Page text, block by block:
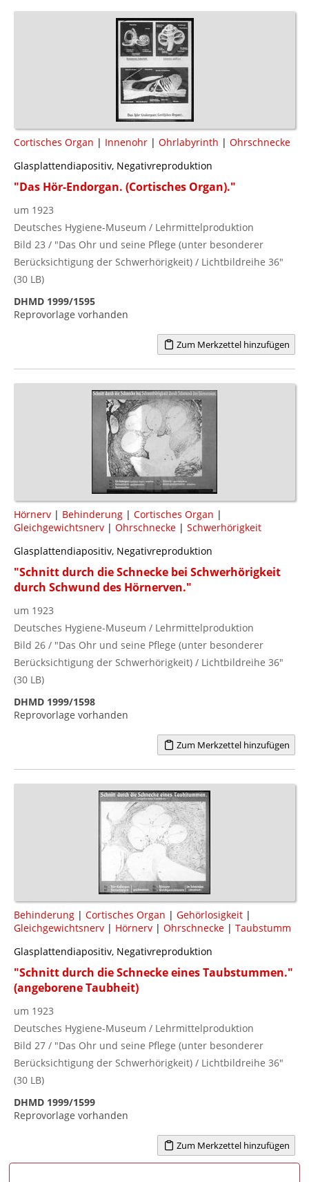
Cortisches Organ | Innenohr | Ohrlabyrinth | Ohrschnecke
Glasplattendiapositiv, Negativreproduktion
"Das Hör-Endorgan. (Cortisches Organ)."
um 1923
Deutsches Hygiene-Museum / Lehrmittelproduktion
Bild 23 / "Das Ohr und seine Pflege (unter besonderer
Berücksichtigung der Schwerhörigkeit) / Lichtbildreihe 36"
(30 LB)
DHMD 1999/1595
Reprovorlage vorhanden
Zum Merkzettel hinzufügen
Hörnerv | Behinderung | Cortisches Organ |
Gleichgewichtsnerv | Ohrschnecke | Schwerhörigkeit
Glasplattendiapositiv, Negativreproduktion
"Schnitt durch die Schnecke bei Schwerhörigkeit
durch Schwund des Hörnerven."
um 1923
Deutsches Hygiene-Museum / Lehrmittelproduktion
Bild 26 / "Das Ohr und seine Pflege (unter besonderer
Berücksichtigung der Schwerhörigkeit) / Lichtbildreihe 36"
(30 LB)
DHMD 1999/1598
Reprovorlage vorhanden
Zum Merkzettel hinzufügen
Behinderung | Cortisches Organ | Gehörlosigkeit |
Gleichgewichtsnerv | Hörnerv | Ohrschnecke | Taubstumm
Glasplattendiapositiv, Negativreproduktion
"Schnitt durch die Schnecke eines Taubstummen."
(angeborene Taubheit)
um 1923
Deutsches Hygiene-Museum / Lehrmittelproduktion
Bild 27 / "Das Ohr und seine Pflege (unter besonderer
Berücksichtigung der Schwerhörigkeit) / Lichtbildreihe 36"
(30 LB)
DHMD 1999/1599
Reprovorlage vorhanden
Zum Merkzettel hinzufügen